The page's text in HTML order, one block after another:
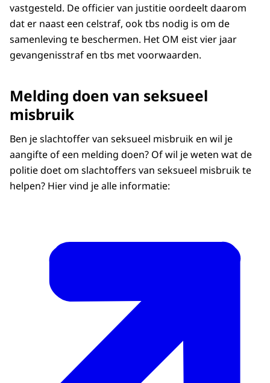
vastgesteld. De officier van justitie oordeelt daarom
dat er naast een celstraf, ook tbs nodig is om de
samenleving te beschermen. Het OM eist vier jaar
gevangenisstraf en tbs met voorwaarden.
Melding doen van seksueel
misbruik
Ben je slachtoffer van seksueel misbruik en wil je
aangifte of een melding doen? Of wil je weten wat de
politie doet om slachtoffers van seksueel misbruik te
helpen? Hier vind je alle informatie: